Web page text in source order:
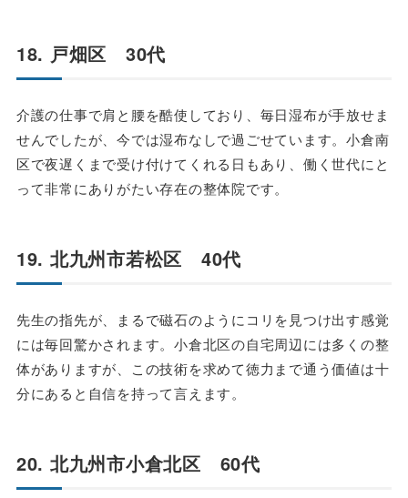
18. 戸畑区 30代
介護の仕事で肩と腰を酷使しており、毎日湿布が手放せま
せんでしたが、今では湿布なしで過ごせています。小倉南
区で夜遅くまで受け付けてくれる日もあり、働く世代にと
って非常にありがたい存在の整体院です。
19. 北九州市若松区 40代
先生の指先が、まるで磁石のようにコリを見つけ出す感覚
には毎回驚かされます。小倉北区の自宅周辺には多くの整
体がありますが、この技術を求めて徳力まで通う価値は十
分にあると自信を持って言えます。
20. 北九州市小倉北区 60代